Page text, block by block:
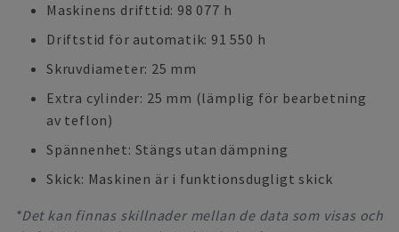
Maskinens drifttid: 98 077 h
Driftstid för automatik: 91 550 h
Skruvdiameter: 25 mm
Extra cylinder: 25 mm (lämplig för bearbetning
av teflon)
Spännenhet: Stängs utan dämpning
Skick: Maskinen är i funktionsdugligt skick
*Det kan finnas skillnader mellan de data som visas och